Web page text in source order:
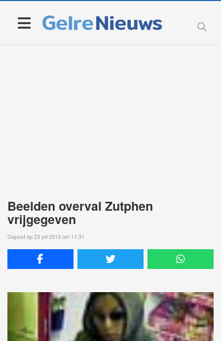
Beelden overval Zutphen
vrijgegeven
Gepost op 23 juli 2013 om 11:31